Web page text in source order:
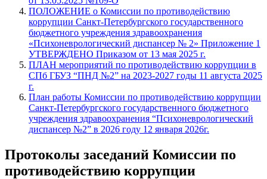
ПОЛОЖЕНИЕ о Комиссии по противодействию
коррупции Санкт-Петербургского государственного
бюджетного учреждения здравоохранения
«Психоневрологический диспансер № 2» Приложение 1
УТВЕРЖДЕНО Приказом от 13 мая 2025 г.
ПЛАН мероприятий по противодействию коррупции в
СПб ГБУЗ “ПНД №2” на 2023-2027 годы 11 августа 2025
г.
План работы Комиссии по противодействию коррупции
Санкт-Петербургского государственного бюджетного
учреждения здравоохранения “Психоневрологический
диспансер №2” в 2026 году 12 января 2026г.
Протоколы заседаний Комиссии по
противодействию коррупции